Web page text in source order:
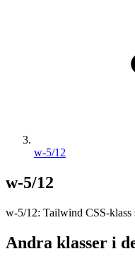
w-5/12
w-5/12
w-5/12: Tailwind CSS-klass
Andra klasser i